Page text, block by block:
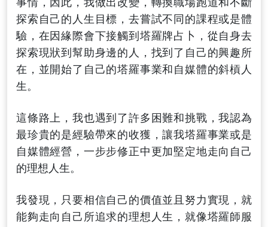
事情，因此，我做出改變，轉換職場跑道和不斷
探索自己的人生目標，去嘗試不同的課程或是體
驗，在因緣際會下接觸到塔羅牌占卜，從自身去
探索現狀到幫助身邊的人，找到了自己的興趣所
在，並開始了自己的塔羅事業和自媒體的斜槓人
生。
這條路上，我也遇到了許多困難和挑戰，我認為
最珍貴的是經驗帶來的收獲，讓我塔羅事業或是
自媒體經營，一步步修正中更加堅定地走向自己
的理想人生。
我發現，只要相信自己的價值並且努力實現，就
能夠走向自己所追求的理想人生，就像塔羅師服